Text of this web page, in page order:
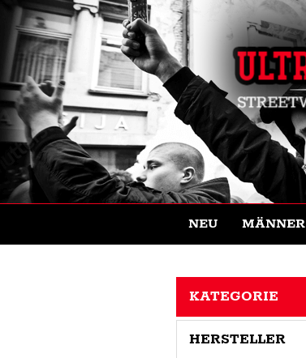
NEU MÄNNER
KATEGORIE
HERSTELLER